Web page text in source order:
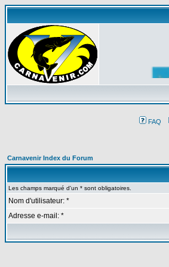
FAQ
Carnavenir Index du Forum
Les champs marqué d'un * sont obligatoires.
Nom d'utilisateur: *
Adresse e-mail: *